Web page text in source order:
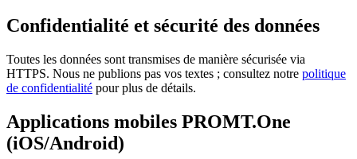
Confidentialité et sécurité des données
Toutes les données sont transmises de manière sécurisée via
HTTPS. Nous ne publions pas vos textes ; consultez notre politique
de confidentialité pour plus de détails.
Applications mobiles PROMT.One
(iOS/Android)